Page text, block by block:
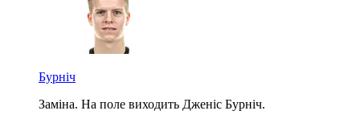
Бурніч
Заміна. На поле виходить Дженіс Бурніч.